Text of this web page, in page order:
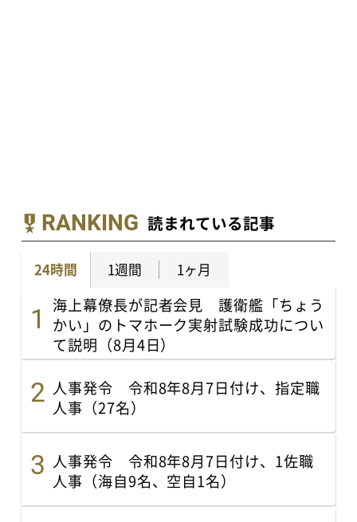
RANKING 読まれている記事
24時間 1週間 1ヶ月
海上幕僚長が記者会見 護衛艦「ちょう
かい」のトマホーク実射試験成功につい
て説明（8月4日）
人事発令 令和8年8月7日付け、指定職
人事（27名）
人事発令 令和8年8月7日付け、1佐職
人事（海自9名、空自1名）